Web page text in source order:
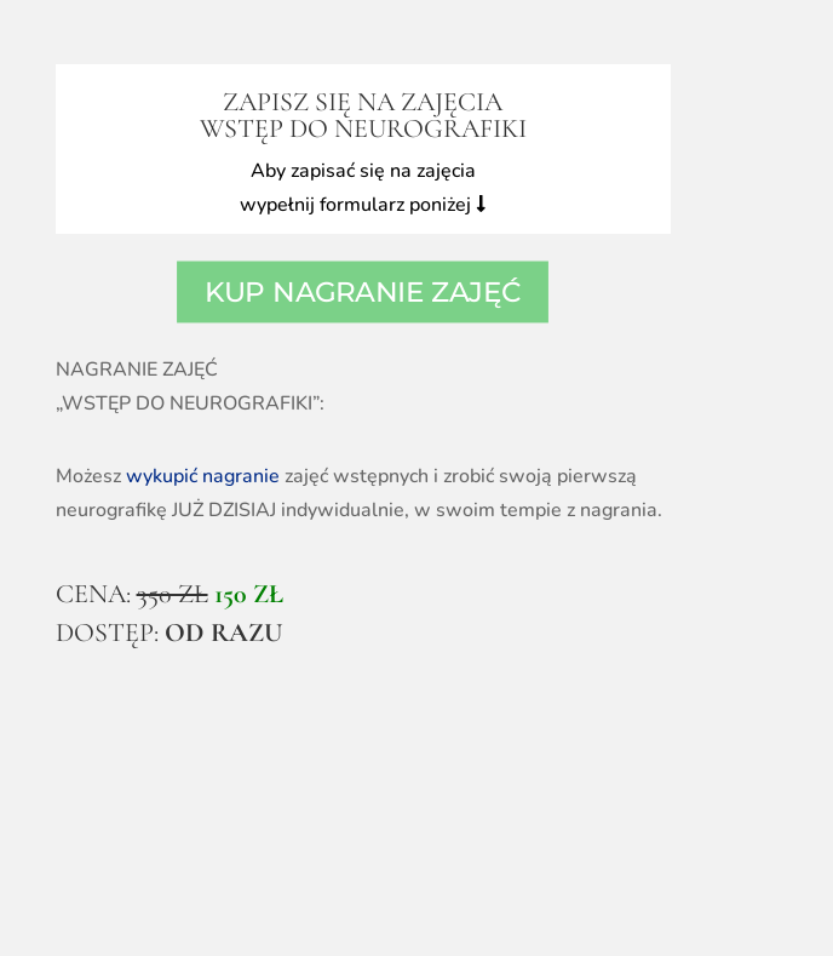
ZAPISZ SIĘ NA ZAJĘCIA
WSTĘP DO NEUROGRAFIKI
Aby zapisać się na zajęcia
wypełnij formularz poniżej
KUP NAGRANIE ZAJĘĆ
NAGRANIE ZAJĘĆ
„WSTĘP DO NEUROGRAFIKI”:
Możeszwykupić nagranie zajęć wstępnych i zrobić swoją pierwszą
neurografikę JUŻ DZISIAJ indywidualnie, w swoim tempie z nagrania.
CENA:350 ZŁ 150 ZŁ
DOSTĘP: OD RAZU